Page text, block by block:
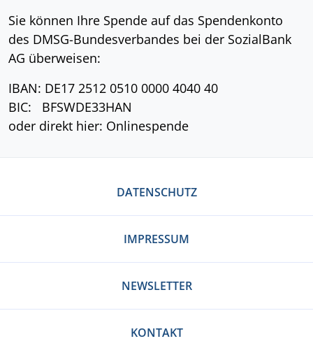
Sie können Ihre Spende auf das Spendenkonto
des DMSG-Bundesverbandes bei der SozialBank
AG überweisen:
IBAN: DE17 2512 0510 0000 4040 40
BIC: BFSWDE33HAN
oder direkt hier: Onlinespende
DATENSCHUTZ
IMPRESSUM
NEWSLETTER
KONTAKT